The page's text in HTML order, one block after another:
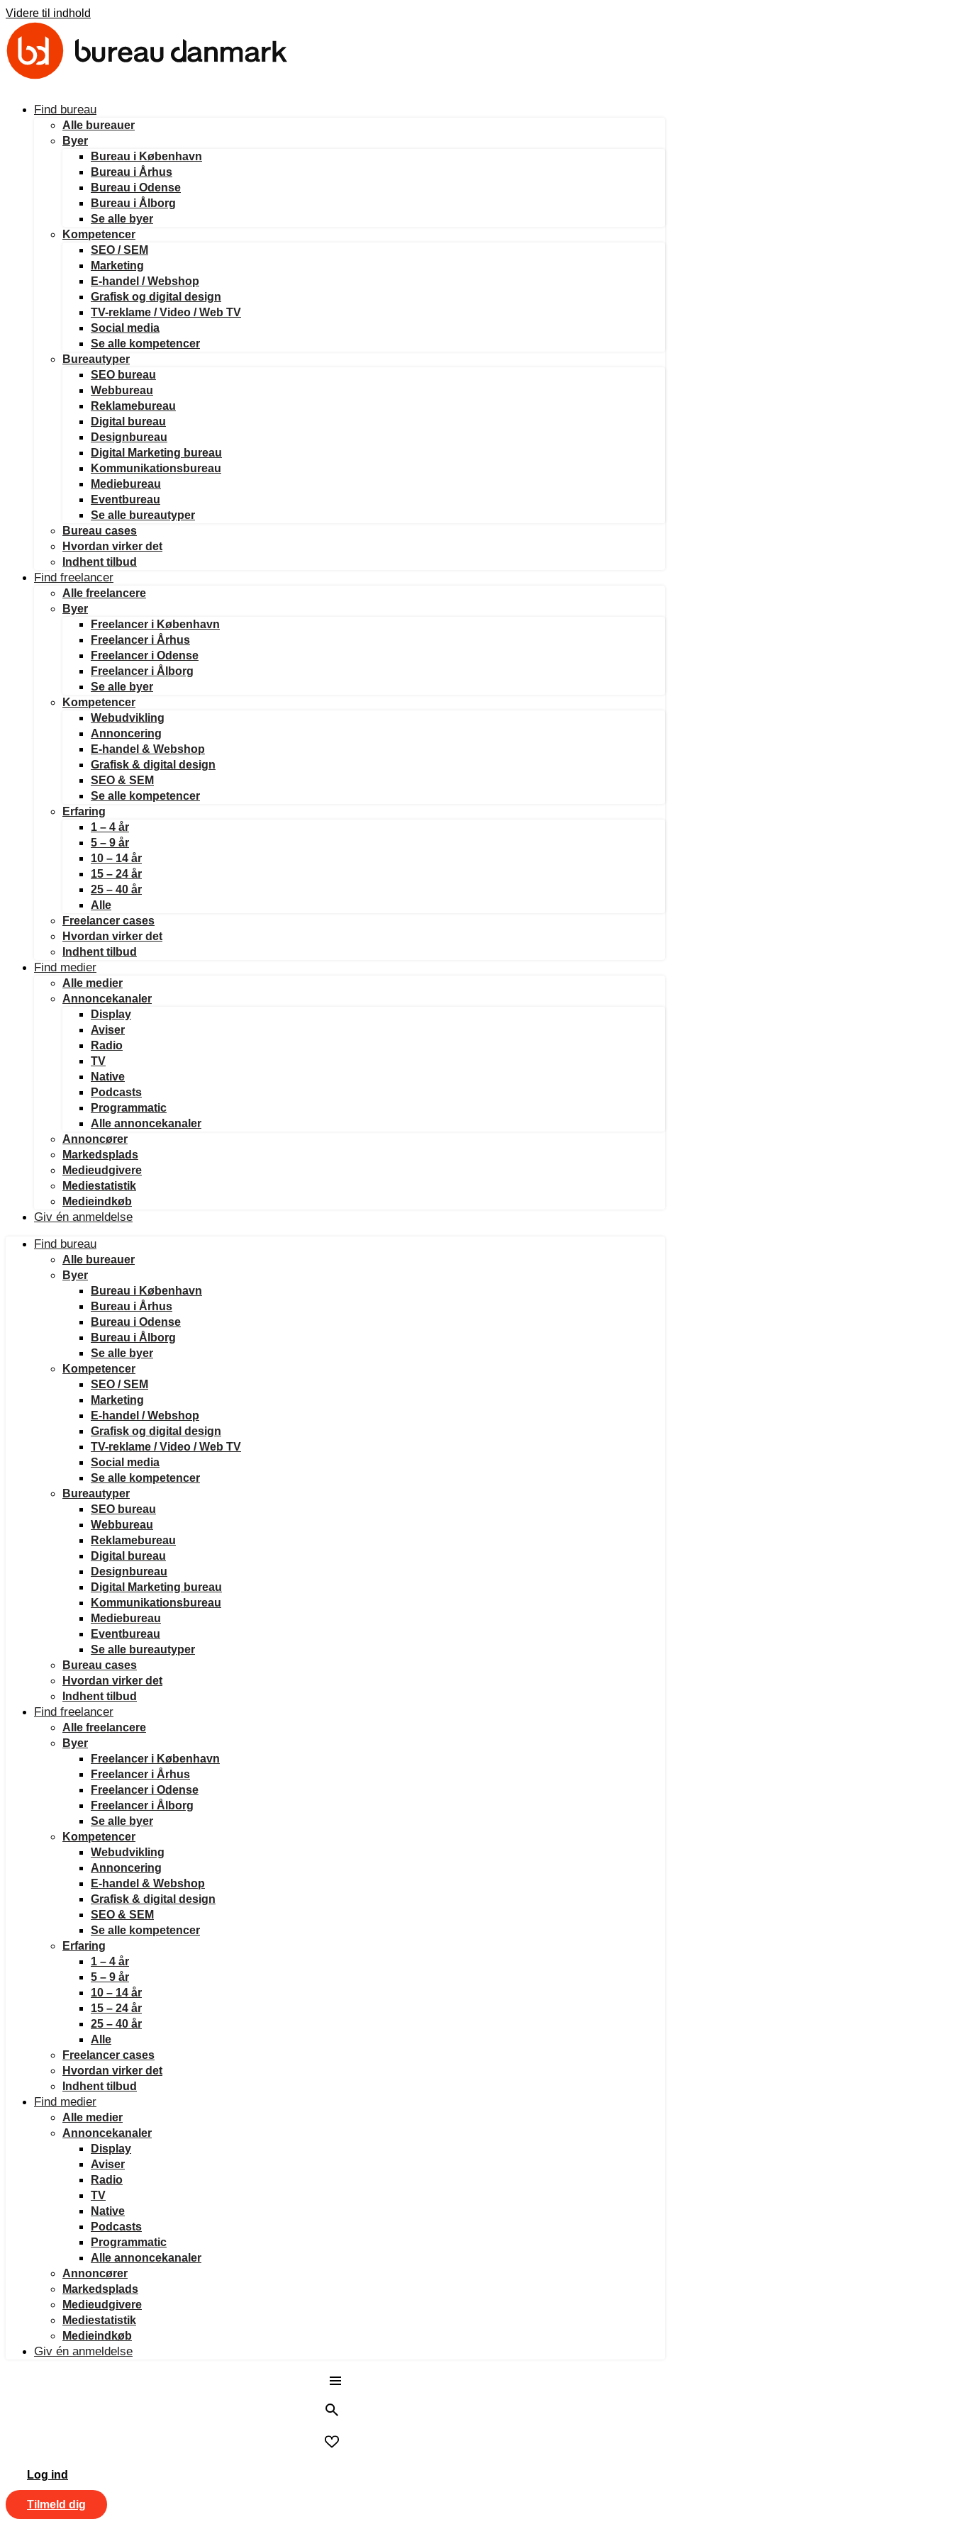
Videre til indhold
Find bureau
Alle bureauer
Byer
Bureau i København
Bureau i Århus
Bureau i Odense
Bureau i Ålborg
Se alle byer
Kompetencer
SEO / SEM
Marketing
E-handel / Webshop
Grafisk og digital design
TV-reklame / Video / Web TV
Social media
Se alle kompetencer
Bureautyper
SEO bureau
Webbureau
Reklamebureau
Digital bureau
Designbureau
Digital Marketing bureau
Kommunikationsbureau
Mediebureau
Eventbureau
Se alle bureautyper
Bureau cases
Hvordan virker det
Indhent tilbud
Find freelancer
Alle freelancere
Byer
Freelancer i København
Freelancer i Århus
Freelancer i Odense
Freelancer i Ålborg
Se alle byer
Kompetencer
Webudvikling
Annoncering
E-handel & Webshop
Grafisk & digital design
SEO & SEM
Se alle kompetencer
Erfaring
1 – 4 år
5 – 9 år
10 – 14 år
15 – 24 år
25 – 40 år
Alle
Freelancer cases
Hvordan virker det
Indhent tilbud
Find medier
Alle medier
Annoncekanaler
Display
Aviser
Radio
TV
Native
Podcasts
Programmatic
Alle annoncekanaler
Annoncører
Markedsplads
Medieudgivere
Mediestatistik
Medieindkøb
Giv én anmeldelse
Find bureau
Alle bureauer
Byer
Bureau i København
Bureau i Århus
Bureau i Odense
Bureau i Ålborg
Se alle byer
Kompetencer
SEO / SEM
Marketing
E-handel / Webshop
Grafisk og digital design
TV-reklame / Video / Web TV
Social media
Se alle kompetencer
Bureautyper
SEO bureau
Webbureau
Reklamebureau
Digital bureau
Designbureau
Digital Marketing bureau
Kommunikationsbureau
Mediebureau
Eventbureau
Se alle bureautyper
Bureau cases
Hvordan virker det
Indhent tilbud
Find freelancer
Alle freelancere
Byer
Freelancer i København
Freelancer i Århus
Freelancer i Odense
Freelancer i Ålborg
Se alle byer
Kompetencer
Webudvikling
Annoncering
E-handel & Webshop
Grafisk & digital design
SEO & SEM
Se alle kompetencer
Erfaring
1 – 4 år
5 – 9 år
10 – 14 år
15 – 24 år
25 – 40 år
Alle
Freelancer cases
Hvordan virker det
Indhent tilbud
Find medier
Alle medier
Annoncekanaler
Display
Aviser
Radio
TV
Native
Podcasts
Programmatic
Alle annoncekanaler
Annoncører
Markedsplads
Medieudgivere
Mediestatistik
Medieindkøb
Giv én anmeldelse
Log ind
Tilmeld dig